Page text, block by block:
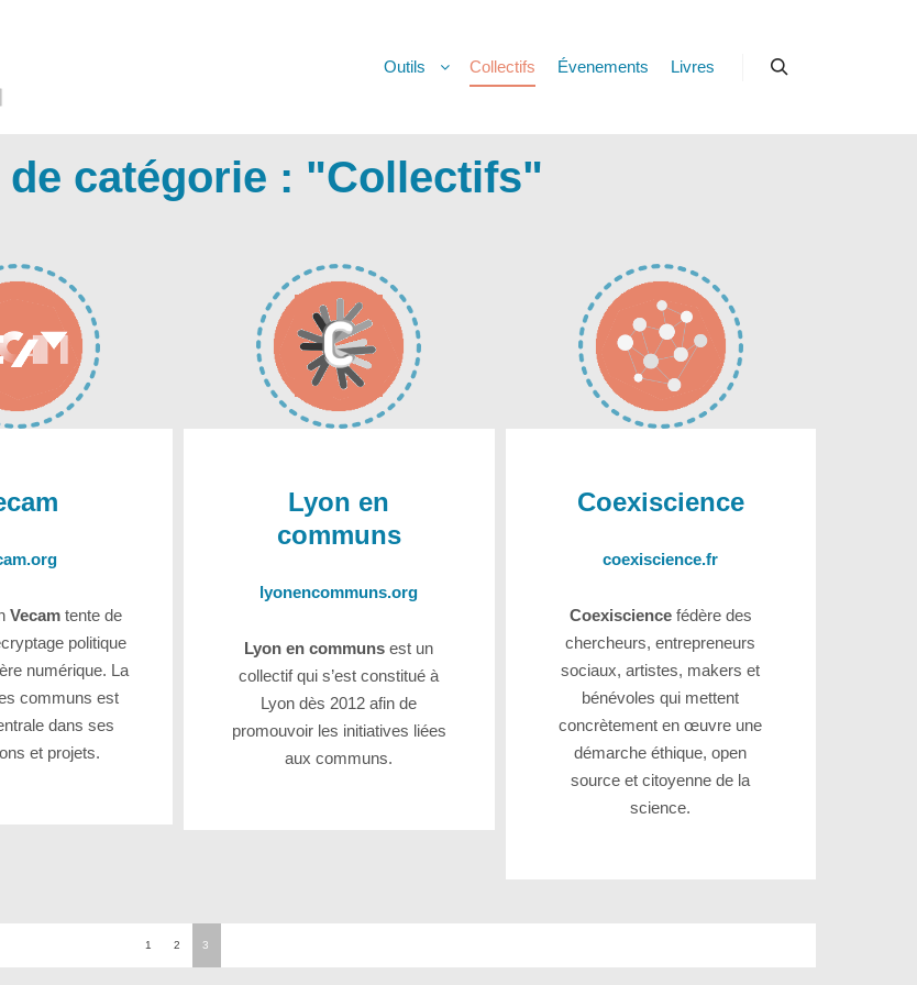
Outils Collectifs Évenements Livres
catégorie : "Collectifs"
Vecamtente de
politique
numérique. La
communs est
dans ses
et projets.
Lyon en
communs
lyonencommuns.org
Lyon en communs est un
collectif qui s’est constitué à
Lyon dès 2012 afin de
promouvoir les initiatives liées
aux communs.
Coexiscience
coexiscience.fr
Coexisciencefédère des
chercheurs, entrepreneurs
sociaux, artistes, makers et
bénévoles qui mettent
concrètement en œuvre une
démarche éthique, open
source et citoyenne de la
science.
1 2 3